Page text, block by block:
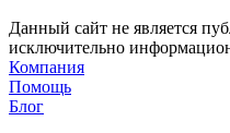
Данный сайт не является
исключительно
Компания
Помощь
Блог